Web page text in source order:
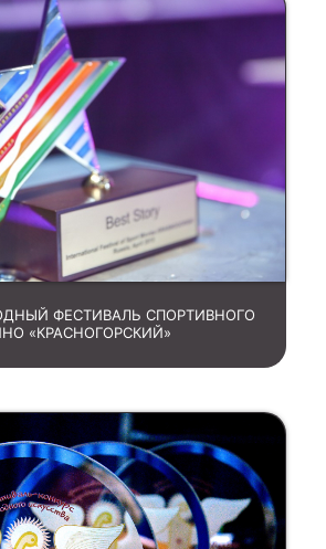
ФЕСТИВАЛЬ СПОРТИВНОГО
«КРАСНОГОРСКИЙ»